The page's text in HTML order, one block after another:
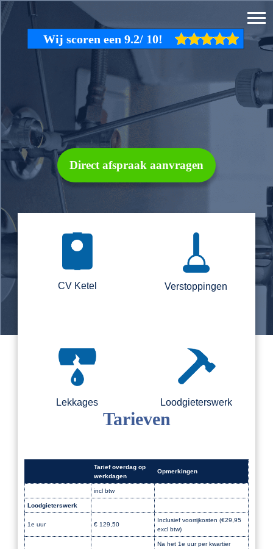
Direct afspraak aanvragen
CV Ketel Verstoppingen
Lekkages Loodgieterswerk
Tarieven
Tarief overdag op
werkdagen
Opmerkingen
incl btw
Loodgieterswerk
1e uur € 129,50
Inclusief voorrijkosten (€29,95
excl btw)
Na het 1e uur per kwartier